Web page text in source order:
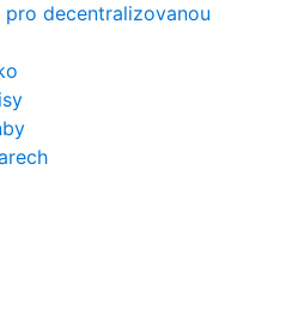
decentralizovanou